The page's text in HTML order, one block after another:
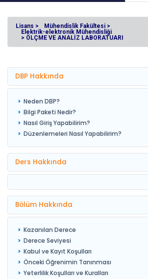
Lisans >
Mühendislik Fakültesi >
Elektrik-elektronik Mühendisliği
> ÖLÇME VE ANALİZ LABORATUARI
DBP Hakkında
Neden DBP?
Bilgi Paketi Nedir?
Nasıl Giriş Yapabilirim?
Düzenlemeleri Nasıl Yapabilirim?
Ders Hakkında
Bölüm Hakkında
Kazanılan Derece
Derece Seviyesi
Kabul ve Kayıt Koşulları
Önceki Öğrenimin Tanınması
Yeterlilik Koşulları ve Kuralları